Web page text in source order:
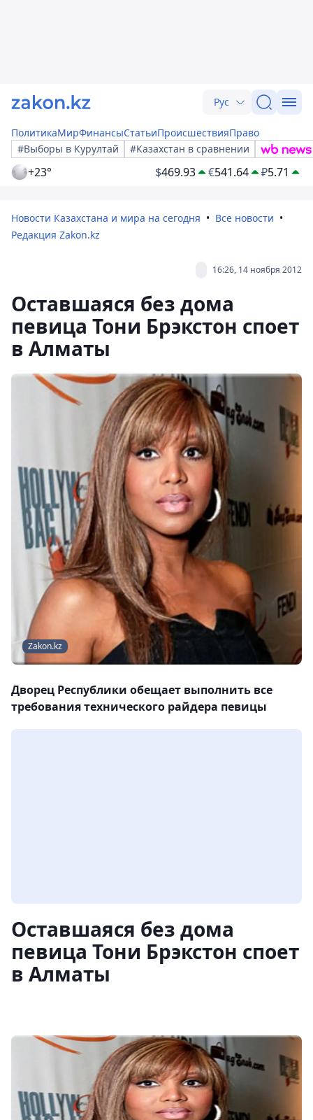
Рус
ПолитикаМирФинансыСтатьиПроисшествияПраво
#Выборы в Курултай
#Казахстан в сравнении
+23° $469.93 €541.64 ₽5.71
Новости Казахстана и мира на сегодня
Все новости
Редакция Zakon.kz
16:26, 14 ноября 2012
Оставшаяся без дома
певица Тони Брэкстон споет
в Алматы
Zakon.kz
Дворец Республики обещает выполнить все
требования технического райдера певицы
Оставшаяся без дома
певица Тони Брэкстон споет
в Алматы